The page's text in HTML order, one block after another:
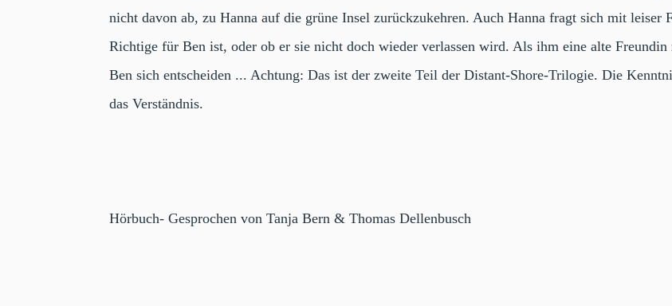
nicht davon ab, zu Hanna auf die grüne Insel zurückzukehren. Auch Hanna fragt sich mit
Richtige für Ben ist, oder ob er sie nicht doch wieder verlassen wird. Als ihm eine alte
Ben sich entscheiden ... Achtung: Das ist der zweite Teil der Distant-Shore-Trilogie. Die
das Verständnis.
Hörbuch- Gesprochen von Tanja Bern & Thomas Dellenbusch